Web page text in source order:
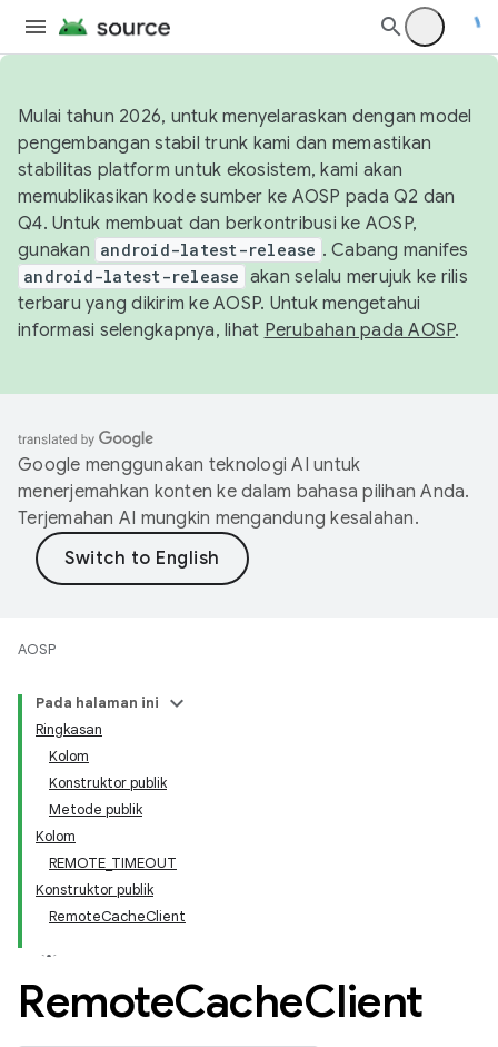
Mulai tahun 2026, untuk menyelaraskan dengan model
pengembangan stabil trunk kami dan memastikan
stabilitas platform untuk ekosistem, kami akan
memublikasikan kode sumber ke AOSP pada Q2 dan
Q4. Untuk membuat dan berkontribusi ke AOSP,
gunakan android-latest-release . Cabang manifes
android-latest-release akan selalu merujuk ke rilis
terbaru yang dikirim ke AOSP. Untuk mengetahui
informasi selengkapnya, lihat Perubahan pada AOSP.
Google menggunakan teknologi AI untuk
menerjemahkan konten ke dalam bahasa pilihan Anda.
Terjemahan AI mungkin mengandung kesalahan.
AOSP
Pada halaman ini
Ringkasan
Kolom
Konstruktor publik
Metode publik
Kolom
REMOTE_TIMEOUT
Konstruktor publik
RemoteCacheClient
RemoteCacheClient